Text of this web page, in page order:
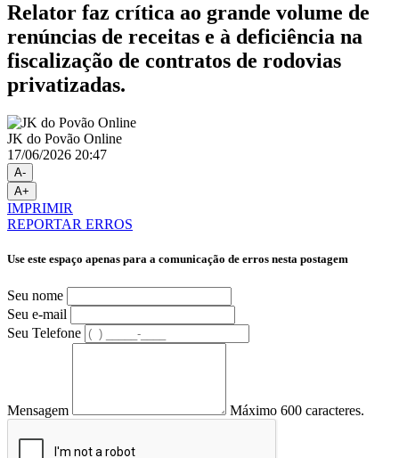
Relator faz crítica ao grande volume de
renúncias de receitas e à deficiência na
fiscalização de contratos de rodovias
privatizadas.
JK do Povão Online
17/06/2026 20:47
A-
A+
IMPRIMIR
REPORTAR ERROS
Use este espaço apenas para a comunicação de erros nesta postagem
Seu nome
Seu e-mail
Seu Telefone
Mensagem Máximo 600 caracteres.